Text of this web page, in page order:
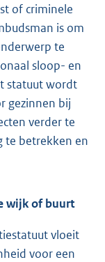
of criminele
is om
te
sloop- en
statuut wordt
gezinnen bij
verder te
te betrekken en
wijk of buurt
vloeit
voor een